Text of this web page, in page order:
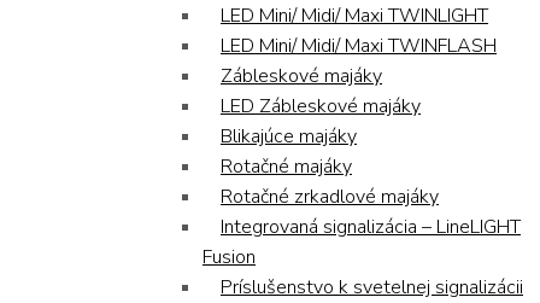
LED Mini/ Midi/ Maxi TWINLIGHT
LED Mini/ Midi/ Maxi TWINFLASH
Zábleskové majáky
LED Zábleskové majáky
Blikajúce majáky
Rotačné majáky
Rotačné zrkadlové majáky
Integrovaná signalizácia – LineLIGHT
Fusion
Príslušenstvo k svetelnej signalizácii